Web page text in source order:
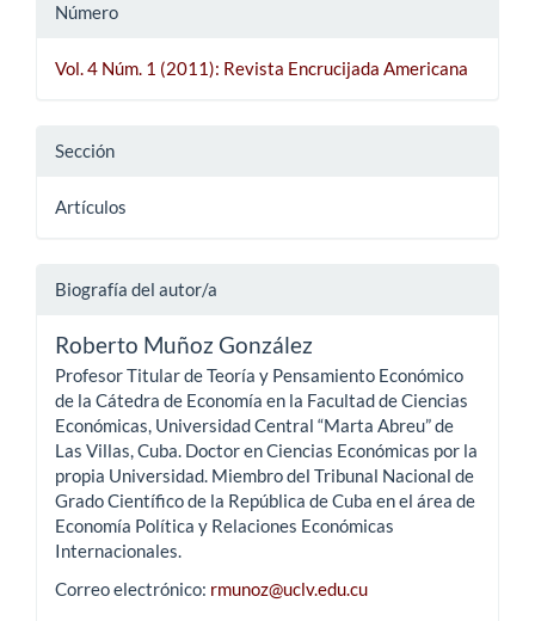
Número
Vol. 4 Núm. 1 (2011): Revista Encrucijada Americana
Sección
Artículos
Biografía del autor/a
Roberto Muñoz González
Profesor Titular de Teoría y Pensamiento Económico
de la Cátedra de Economía en la Facultad de Ciencias
Económicas, Universidad Central “Marta Abreu” de
Las Villas, Cuba. Doctor en Ciencias Económicas por la
propia Universidad. Miembro del Tribunal Nacional de
Grado Científico de la República de Cuba en el área de
Economía Política y Relaciones Económicas
Internacionales.
Correo electrónico: rmunoz@uclv.edu.cu